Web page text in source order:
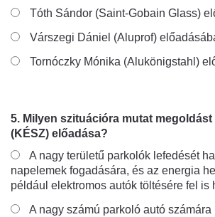
Tóth Sándor (Saint-Gobain Glass)
Várszegi Dániel (Aluprof)
Tornóczky Mónika (Alukönigstahl)
5. Milyen szituációra mutat megoldást
(KÉSZ) előadása?
A nagy területű parkolók lefedését
napelemek fogadására, és az energia
például elektromos autók töltésére fel is
A nagy számú parkoló autó számára